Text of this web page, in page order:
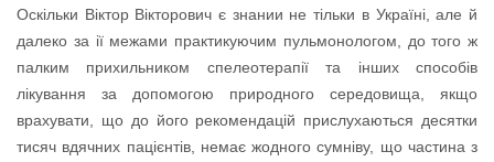
Оскільки Віктор Вікторович є знании не тільки в Україні, але й
далеко за ії межами практикуючим пульмонологом, до того ж
палким прихильником спелеотерапії та інших способів
лікування за допомогою природного середовища, якщо
врахувати, що до його рекомендацій прислухаються десятки
тисяч вдячних пацієнтів, немає жодного сумніву, що частина з